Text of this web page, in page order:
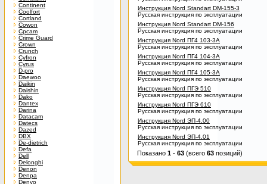
Continent
Coolfort
Cortland
Cowon
Cpcam
Crime Guard
Crown
Crunch
Cyfron
Cyrus
D-pro
Daewoo
Daikin
Daishin
Dako
Dantex
Darina
Datacam
Datecs
Dazed
DBX
De-dietrich
Defa
Dell
Delonghi
Denon
Denpa
Denyo
Инструкция Nord Standart DM-155-3
Русская инструкция по эксплуатации
Инструкция Nord Standart DM-156
Русская инструкция по эксплуатации
Инструкция Nord ПГ4 103-3А
Русская инструкция по эксплуатации
Инструкция Nord ПГ4 104-3А
Русская инструкция по эксплуатации
Инструкция Nord ПГ4 105-3А
Русская инструкция по эксплуатации
Инструкция Nord ПГЭ 510
Русская инструкция по эксплуатации
Инструкция Nord ПГЭ 610
Русская инструкция по эксплуатации
Инструкция Nord ЭП-4.00
Русская инструкция по эксплуатации
Инструкция Nord ЭП-4.01
Русская инструкция по эксплуатации
Показано 1 - 63 (всего 63 позиций)